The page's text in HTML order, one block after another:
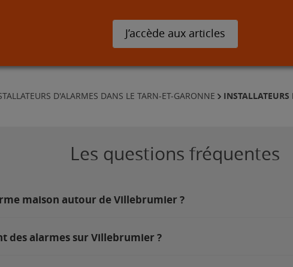
J’accède aux articles
D'ALARMES DANS LE TARN-ET-GARONNE
Les questions fréquentes
maison autour de Villebrumier ?
des alarmes sur Villebrumier ?